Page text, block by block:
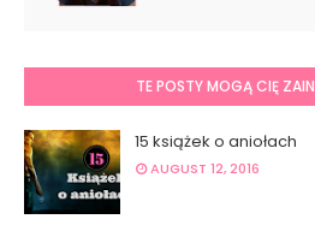
TE POSTY MOGĄ CIĘ
15 książek o aniołach
AUGUST 12, 2016